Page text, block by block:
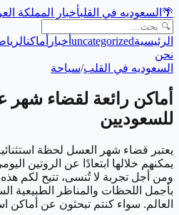
🌴 السعوديه في القلبأخبار المملكة
الرئيسيةuncategorized أخبار أماكن
نحن
السعوديه في القلب/سياحة
أماكن رائعة لقضاء
للسعوديين
يعتبر قضاء شهر العسل لحظة
يمكنهم خلالها ابتعادًا عن الروتين
بأجمل اللحظات والمناظر الطبيعية
العالم. سواء كنتم تبحثون عن